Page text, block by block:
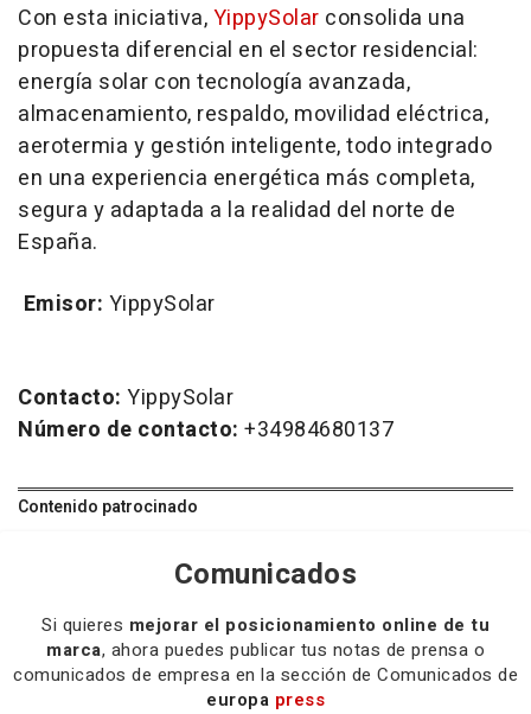
Con esta iniciativa,YippySolar consolida una
propuesta diferencial en el sector residencial:
energía solar con tecnología avanzada,
almacenamiento, respaldo, movilidad eléctrica,
aerotermia y gestión inteligente, todo integrado
en una experiencia energética más completa,
segura y adaptada a la realidad del norte de
España.
Emisor: YippySolar
Contacto: YippySolar
Número de contacto: +34984680137
Contenido patrocinado
Comunicados
Si quieres mejorar el posicionamiento online de tu
marca, ahora puedes publicar tus notas de prensa o
comunicados de empresa en la sección de Comunicados de
europa press